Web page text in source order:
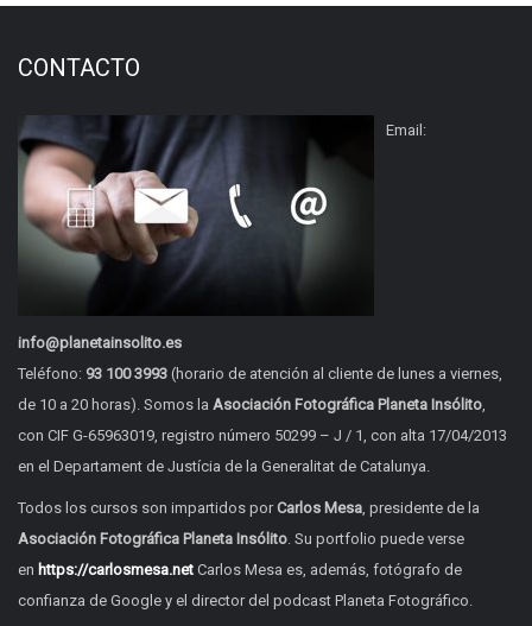
CONTACTO
Email:
info@planetainsolito.es
Teléfono: 93 100 3993 (horario de atención al cliente de lunes a viernes,
de 10 a 20 horas). Somos la Asociación Fotográfica Planeta Insólito,
con CIF G-65963019, registro número 50299 – J / 1, con alta 17/04/2013
en el Departament de Justícia de la Generalitat de Catalunya.
Todos los cursos son impartidos porCarlos Mesa, presidente de la
Asociación Fotográfica Planeta Insólito. Su portfolio puede verse
en https://carlosmesa.net Carlos Mesa es, además, fotógrafo de
confianza de Google y el director del podcast Planeta Fotográfico.